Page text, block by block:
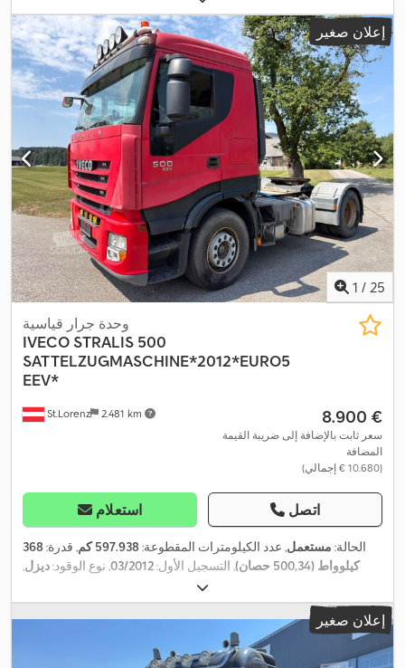
يورو 6 , سنة الصنع:2016 ,
إعلان صغير
1 / 25
St.Lorenz 2.481 km
وحدة جرار قياسية
IVECO STRALIS 500
SATTELZUGMASCHINE*2012*EURO5
EEV*
‏8.900 €
سعر ثابت بالإضافة إلى ضريبة القيمة
المضافة
(‏10.680 € إجمالي)
استعلام اتصل
الحالة: مستعمل, عدد الكيلومترات المقطوعة:597.938 كم , قدرة:368
كيلوواط (500,34 حصان)
, التسجيل الأول:03/2012 , نوع الوقود:ديزل
, تكوين المحور:
(TÜV):03/2025 , فرامل:المُبطئ, لون:أحمر, نوع التروس:تلقائي, فئة
الانبعاثات:يورو 5 , سنة الصنع:2012, معدات:تكييف الهواء, نظام الفرامل
إعلان صغير